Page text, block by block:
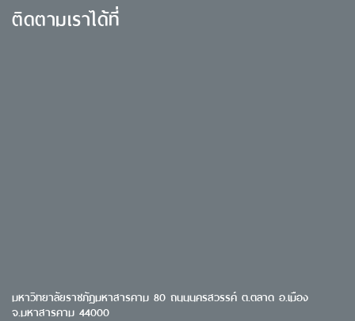
ติดตามเราได้ที่
มหาวิทยาลัยราชภัฏมหาสารคาม 80 ถนนนครสวรรค์ ต.ตลาด อ.เมือง
จ.มหาสารคาม 44000